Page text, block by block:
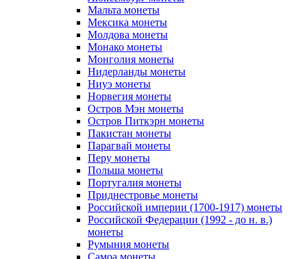
Мальта монеты
Мексика монеты
Молдова монеты
Монако монеты
Монголия монеты
Нидерланды монеты
Ниуэ монеты
Норвегия монеты
Остров Мэн монеты
Остров Питкэрн монеты
Пакистан монеты
Парагвай монеты
Перу монеты
Польша монеты
Португалия монеты
Приднестровье монеты
Российской империи (1700-1917) монеты
Российской Федерации (1992 - до н. в.)
монеты
Румыния монеты
Самоа монеты